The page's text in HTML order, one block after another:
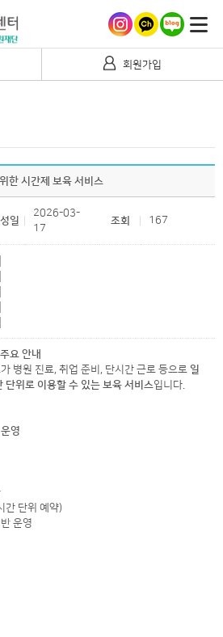
회원가입
한 시간제 보육 서비스
일
2026-03-
17
조회 167
요 안내
병원 진료, 취업 준비, 단시간 근로 등으로 일
단위로 이용할 수 있는 보육 서비스입니다.
영
간 단위 예약)
운영